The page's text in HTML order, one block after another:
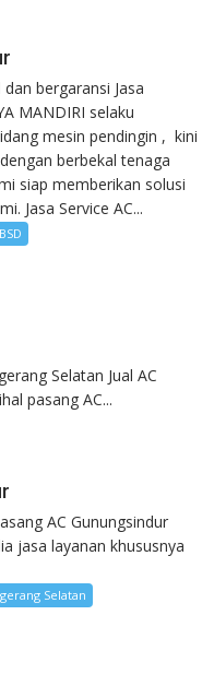
bergaransi Jasa
MANDIRI selaku
mesin pendingin , kini
berbekal tenaga
siap memberikan solusi
Jasa Service AC...
Selatan Jual AC
pasang AC...
AC Gunungsindur
jasa layanan khususnya
Selatan